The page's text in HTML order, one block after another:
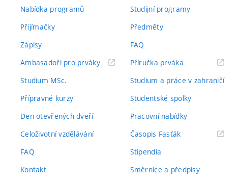
Nabídka programů
Přijímačky
Zápisy
Ambasadoři pro prváky(externí
Studium MSc.
Přípravné kurzy
Den otevřených dveří
Celoživotní vzdělávání
FAQ
Kontakt
Studijní programy
Předměty
FAQ
Příručka prváka(externí
Studium a práce v zahraničí
Studentské spolky
Pracovní nabídky
Časopis Fasťák(externí
Stipendia
Směrnice a předpisy